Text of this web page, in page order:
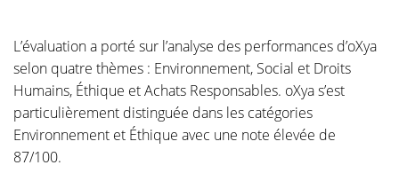
L’évaluation a porté sur l’analyse des performances d’oXya
selon quatre thèmes : Environnement, Social et Droits
Humains, Éthique et Achats Responsables. oXya s’est
particulièrement distinguée dans les catégories
Environnement et Éthique avec une note élevée de
87/100.